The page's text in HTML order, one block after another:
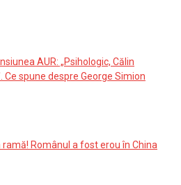
AUR: „Psihologic, Călin
Ce spune despre George Simion
ramă! Românul a fost erou în China